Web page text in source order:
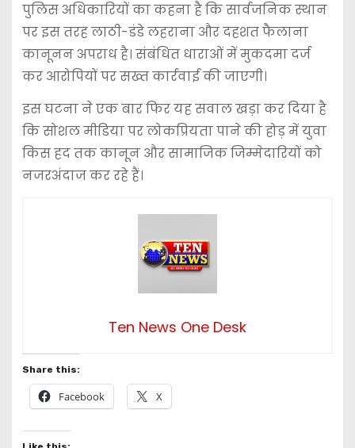
पुलिस अधिकारियों का कहना है कि सार्वजनिक स्थान
पर इस तरह लाठी-डंडे लहराना और दहशत फैलाना
कानूनन अपराध है। संबंधित धाराओं में मुकदमा दर्ज
कर आरोपियों पर सख्त कार्रवाई की जाएगी।
इस घटना ने एक बार फिर यह सवाल खड़ा कर दिया है
कि सोशल मीडिया पर लोकप्रियता पाने की होड़ में युवा
किस हद तक कानून और सामाजिक जिम्मेदारियों को
नजरअंदाज कर रहे हैं।
Ten News One Desk
Share this:
Facebook X